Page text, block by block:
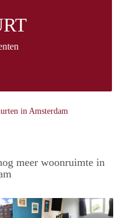
in Amsterdam
meer woonruimte in